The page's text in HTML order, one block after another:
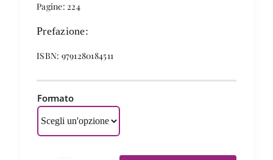
Pagine: 224
Prefazione:
ISBN: 9791280184511
Formato